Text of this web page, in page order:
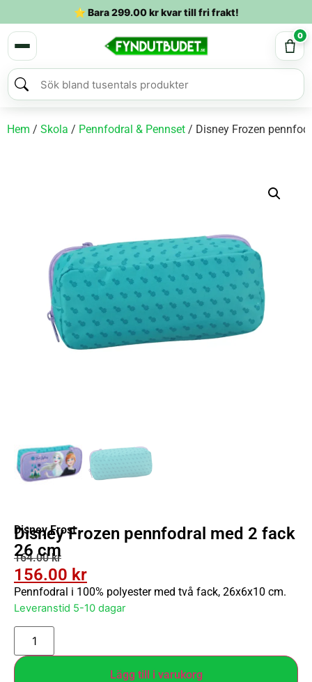
⭐ Bara299.00krkvar till fri frakt!
0
Hem / Skola / Pennfodral & Pennset / Disney Frozen
Disney Frost
Disney Frozen pennfodral med 2 fack
26 cm
164.00kr
156.00 kr
Pennfodral i 100% polyester med två fack, 26x6x10 cm.
Leveranstid 5-10 dagar
Lägg till i varukorg